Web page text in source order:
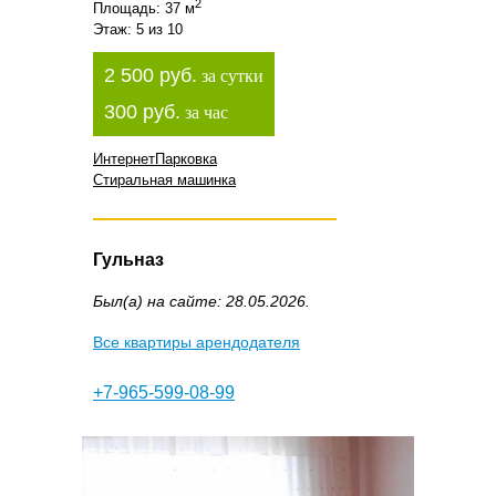
Площадь: 37 м2
Этаж: 5 из 10
2 500 руб. за сутки
300 руб. за час
ИнтернетПарковка
Стиральная машинка
Гульназ
Был(а) на сайте: 28.05.2026.
Все квартиры арендодателя
+7-965-599-08-99